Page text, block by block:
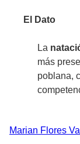
El Dato
La
más
poblana,
Marian Flores